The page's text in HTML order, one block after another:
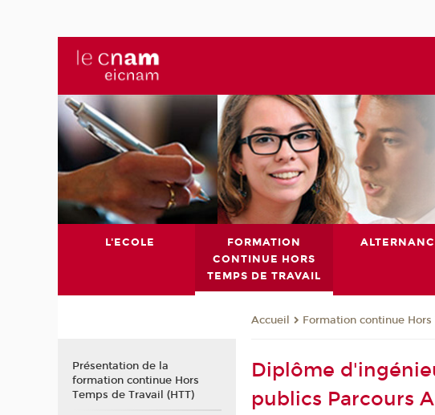
L'ECOLE
FORMATION
CONTINUE HORS
TEMPS DE TRAVAIL
Accueil Formation continue Hors
Diplôme
publics Parcours
Présentation de la
formation continue Hors
Temps de Travail (HTT)